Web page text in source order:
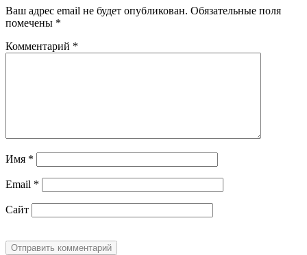
Ваш адрес email не будет опубликован. Обязательные поля
помечены *
Комментарий *
Имя *
Email *
Сайт